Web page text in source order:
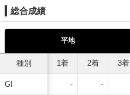
総合成績
平地
種別
GI
1着 2着 3着
- -